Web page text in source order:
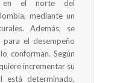
en el norte del
mediante un
Además, se
para el desempeño
conforman. Según
incrementar su
está determinado,